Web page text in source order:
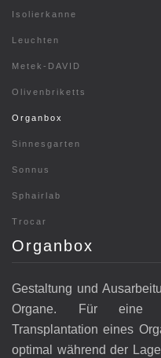
Isolierkanne
Leuchten
Metek-DAVID
Olivenbriketts
Organbox
Sinnesgarten
Sonnus
Sphairlab
Trocar
Organbox
Gestaltung und
Organe. Für eine
Transplantation eines
optimal während der